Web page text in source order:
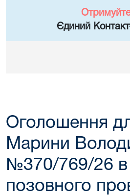
Єдиний
Оголошення
Марини
№370/769/26
позовного